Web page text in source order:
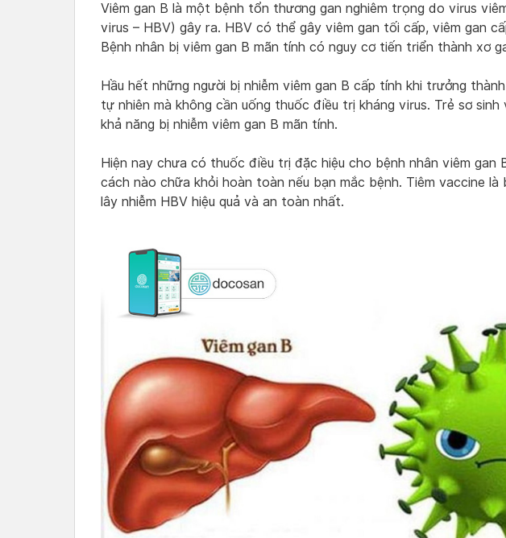
Viêm gan B là một bệnh tổn thương gan nghiêm trọng do virus
virus – HBV) gây ra. HBV có thể gây viêm gan tối cấp, viêm gan
Bệnh nhân bị viêm gan B mãn tính có nguy cơ tiến triển thành xơ
Hầu hết những người bị nhiễm viêm gan B cấp tính khi trưởng
tự nhiên mà không cần uống thuốc điều trị kháng virus. Trẻ sơ sinh
khả năng bị nhiễm viêm gan B mãn tính.
Hiện nay chưa có thuốc điều trị đặc hiệu cho bệnh nhân viêm gan
cách nào chữa khỏi hoàn toàn nếu bạn mắc bệnh. Tiêm vaccine là
lây nhiễm HBV hiệu quả và an toàn nhất.